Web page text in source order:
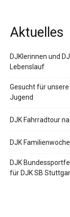
Aktuelles
DJKlerinnen und
Lebenslauf
Gesucht für
Jugend
DJK Fahrradtour
DJK
DJK
für DJK SB